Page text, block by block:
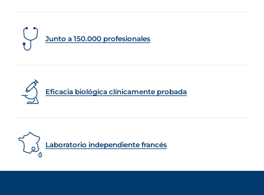
Junto a 150.000 profesionales
Eficacia biológica clínicamente probada
Laboratorio independiente francés